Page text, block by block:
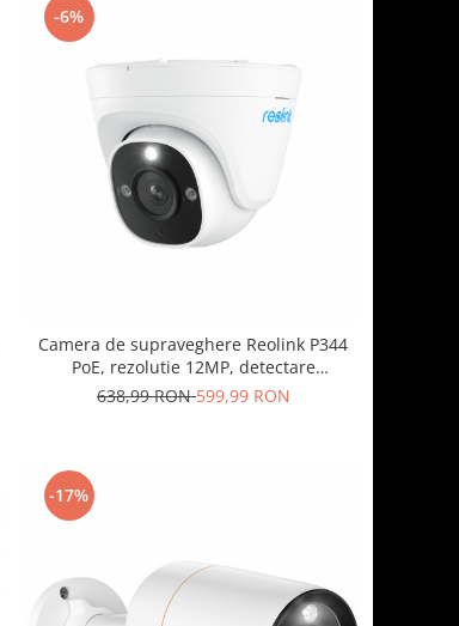
-6%
Camera de supraveghere Reolink P344
PoE, rezolutie 12MP, detectare
Persoana/Vehicul, vedere nocturna color,
638,99 RON599,99 RON
-17%